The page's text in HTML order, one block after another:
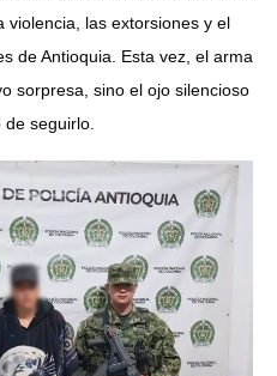
violencia, las extorsiones y el
de Antioquia. Esta vez, el arma
sorpresa, sino el ojo silencioso
seguirlo.